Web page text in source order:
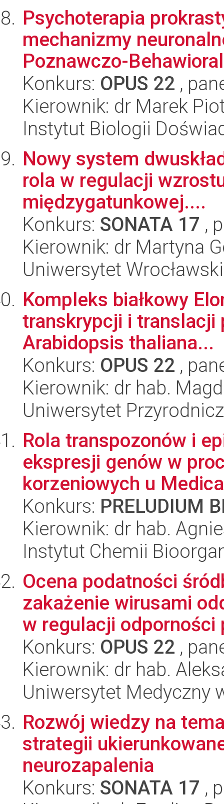
Psychoterapia
mechanizmy
Poznawczo-
Konkurs: OPUS 22 ,
Kierownik: dr Marek
Instytut Biologii
Nowy system
rola w regulacji
międzygatunkowej....
Konkurs: SONATA 17 ,
Kierownik: dr Martyna
Uniwersytet
Kompleks białkowy
transkrypcji i translacji
Arabidopsis thaliana...
Konkurs: OPUS 22 ,
Kierownik: dr hab.
Uniwersytet
Rola transpozonów i
ekspresji genów w
korzeniowych u
Konkurs: PRELUDIUM
Kierownik: dr hab.
Instytut Chemii
Ocena podatności
zakażenie wirusami
w regulacji odporności
Konkurs: OPUS 22 ,
Kierownik: dr hab.
Uniwersytet Medyczny
Rozwój wiedzy na
strategii
neurozapalenia
Konkurs: SONATA 17 ,